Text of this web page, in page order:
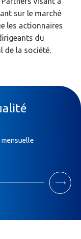
sur le marché
les actionnaires
du
de la société.